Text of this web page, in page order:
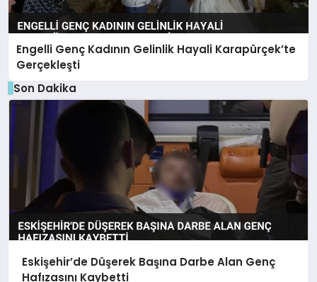
Engelli Genç Kadının Gelinlik Hayali Karapürçek’te
Gerçekleşti
Son Dakika
Eskişehir’de Düşerek Başına Darbe Alan Genç
Hafızasını Kaybetti